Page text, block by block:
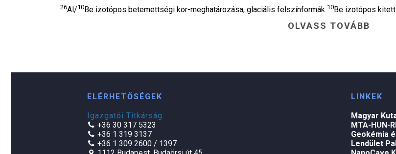
26Al/10Be izotópos betemettségi kor-meghatározása; glaciális felszínformák 10Be izotópos
OLVASS TOVÁBB
ELÉRHETŐSÉGEK
Igazgatói Titkárság
+36 30 317 5323
+36 1 319 3137
+36 1 309 2600 / 1397
LINKEK
Magyar
MTA-HUN-
Geokémia
Lendület